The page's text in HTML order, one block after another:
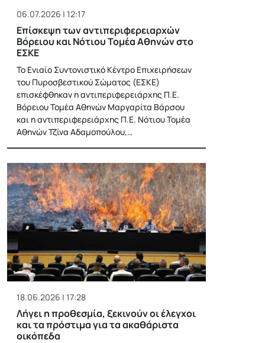
06.07.2026 | 12:17
Επίσκεψη των αντιπεριφερειαρχών
Βόρειου και Νότιου Τομέα Αθηνών στο
ΕΣΚΕ
Το Ενιαίο Συντονιστικό Κέντρο Επιχειρήσεων
του Πυροσβεστικού Σώματος (ΕΣΚΕ)
επισκέφθηκαν η αντιπεριφερειάρχης Π.Ε.
Βόρειου Τομέα Αθηνών Μαργαρίτα Βάρσου
και η αντιπεριφερειάρχης Π.Ε. Νότιου Τομέα
Αθηνών Τζίνα Αδαμοπούλου,…
18.06.2026 | 17:28
Λήγει η προθεσμία, ξεκινούν οι έλεγχοι
και τα πρόστιμα για τα ακαθάριστα
οικόπεδα